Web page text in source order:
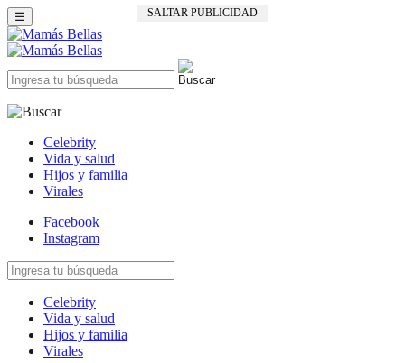
SALTAR PUBLICIDAD
☰
Celebrity
Vida y salud
Hijos y familia
Virales
Facebook
Instagram
Celebrity
Vida y salud
Hijos y familia
Virales